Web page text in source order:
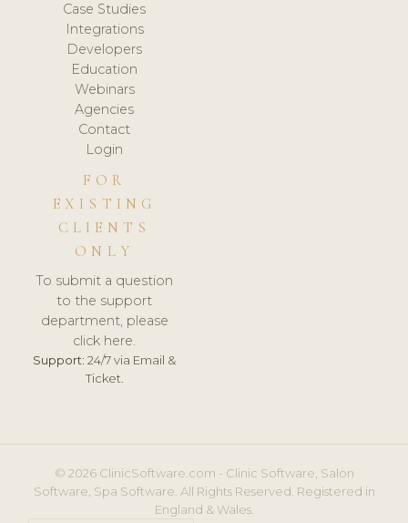
Case Studies
Integrations
Developers
Education
Webinars
Agencies
Contact
Login
FOR
EXISTING
CLIENTS
ONLY
To submit a question
to the support
department, please
click here.
Support: 24/7 via Email &
Ticket.
© 2026 ClinicSoftware.com - Clinic Software, Salon
Software, Spa Software. All Rights Reserved. Registered in
England & Wales.